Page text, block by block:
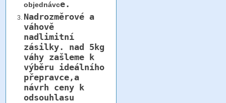
objednávce.
Nadrozměrové a
váhově
nadlimitní
zásilky. nad 5kg
váhy zašleme k
výběru ideálního
přepravce,a
návrh ceny k
odsouhlasu